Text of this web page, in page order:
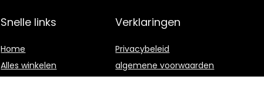
Snelle links
Home
Alles winkelen
Verklaringen
Privacybeleid
algemene voorwaarden